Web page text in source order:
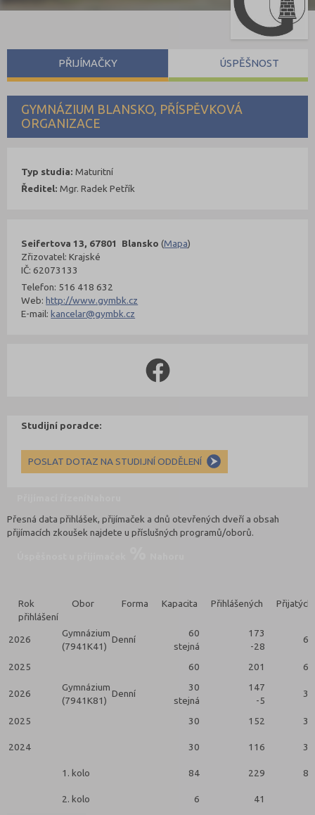
GYMNÁZIUM BLANSKO, PŘÍSPĚVKOVÁ
ORGANIZACE
Seifertova 13, 67801 Blansko (Mapa)
Zřizovatel: Krajské
IČ: 62073133
Telefon: 516 418 632
Web:http://www.gymbk.cz
E-mail:kancelar@gymbk.cz
Typ studia: Maturitní
Ředitel: Mgr. Radek Petřík
Studijní poradce:
POSLAT DOTAZ NA STUDIJNÍ ODDĚLENÍ
PŘIJÍMAČKY ÚSPĚŠNOST
Přesná data přihlášek, přijímaček a dnů otevřených dveří a obsah
přijímacích zkoušek najdete u příslušných programů/oborů.
Rok
přihlášení
Obor Forma Kapacita Přihlášených Přijatých
2026
Gymnázium
(7941K41)
Denní
60
stejná
173
-28
60
2025 60 201 60
2026
Gymnázium
(7941K81)
Denní
30
stejná
147
-5
30
2025 30 152 30
2024 30 116 30
1. kolo 84 229 84
2. kolo 6 41